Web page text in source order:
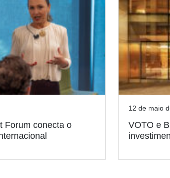
Forum conecta o
12 de maio
VOTO e